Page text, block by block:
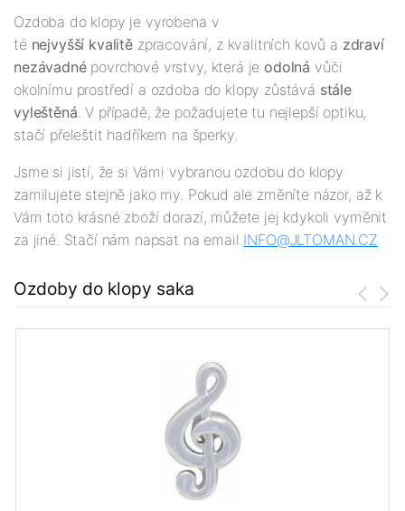
Ozdoba do klopy je vyrobena v
té nejvyšší kvalitě zpracování, z kvalitních kovů a zdraví
nezávadnépovrchové vrstvy, která je odolná vůči
okolnímu prostředí a ozdoba do klopy zůstává stále
vyleštěná . V případě, že požadujete tu nejlepší optiku,
stačí přeleštit hadříkem na šperky.
Jsme si jistí, že si Vámi vybranou ozdobu do klopy
zamilujete stejně jako my. Pokud ale změníte názor, až k
Vám toto krásné zboží dorazí, můžete jej kdykoli vyměnit
za jiné. Stačí nám napsat na email INFO@JLTOMAN. CZ
Ozdoby do klopy saka